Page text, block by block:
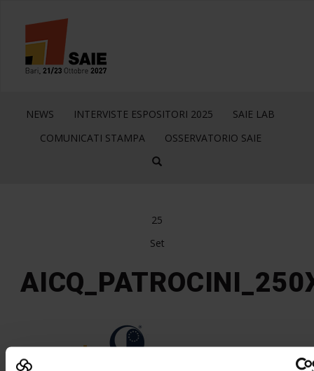
NEWS INTERVISTE ESPOSITORI 2025
SAIE LAB
COMUNICATI STAMPA
OSSERVATORIO SAIE
25
Set